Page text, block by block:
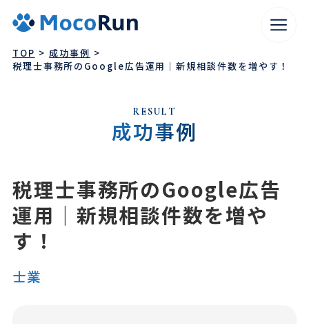
WEBサイト制作
SEO対策
広告運用
WEBコンサルティング
WEBマーケティング代行
TOP
成功事例
税理士事務所のGoogle広告運用｜新規相談件数を増やす！
RESULT
成功事例
税理士事務所のGoogle広告
運用｜新規相談件数を増や
す！
士業